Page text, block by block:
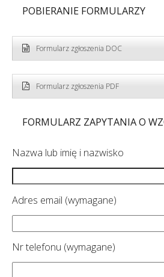
POBIERANIE FORMULARZY
Formularz zgłoszenia DOC
Formularz zgłoszenia PDF
FORMULARZ ZAPYTANIA O
Nazwa lub imię i nazwisko
Adres email (wymagane)
Nr telefonu (wymagane)